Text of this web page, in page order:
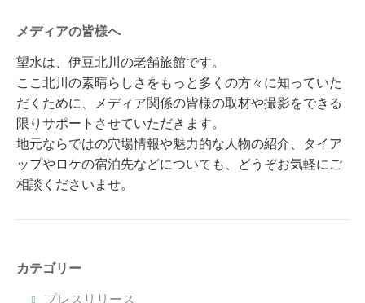
メディアの皆様へ
望水は、伊豆北川の老舗旅館です。
ここ北川の素晴らしさをもっと多くの方々に知っていた
だくために、メディア関係の皆様の取材や撮影をできる
限りサポートさせていただきます。
地元ならではの穴場情報や魅力的な人物の紹介、タイア
ップやロケの宿泊先などについても、どうぞお気軽にご
相談くださいませ。
カテゴリー
プレスリリース